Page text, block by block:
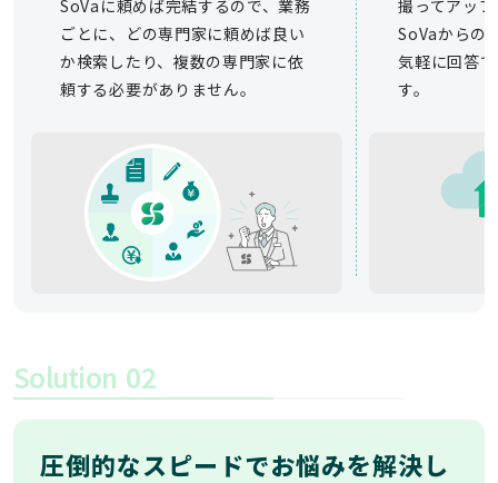
SoVaに頼めば完結するので、業務
ごとに、どの専門家に頼めば良い
か検索したり、複数の専門家に依
頼する必要がありません。
撮ってアッ
SoVaからの
気軽に回答
す。
Solution 02
圧倒的なスピードでお悩みを解決し